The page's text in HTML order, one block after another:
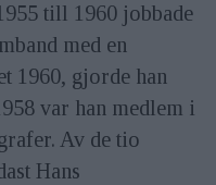
till 1960 jobbade
med en
1960, gjorde han
var han medlem i
Av de tio
Hans